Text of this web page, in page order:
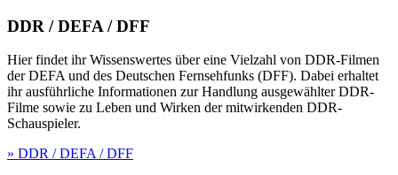
DDR / DEFA / DFF
Hier findet ihr Wissenswertes über eine Vielzahl von DDR-Filmen
der DEFA und des Deutschen Fernsehfunks (DFF). Dabei erhaltet
ihr ausführliche Informationen zur Handlung ausgewählter DDR-
Filme sowie zu Leben und Wirken der mitwirkenden DDR-
Schauspieler.
» DDR / DEFA / DFF